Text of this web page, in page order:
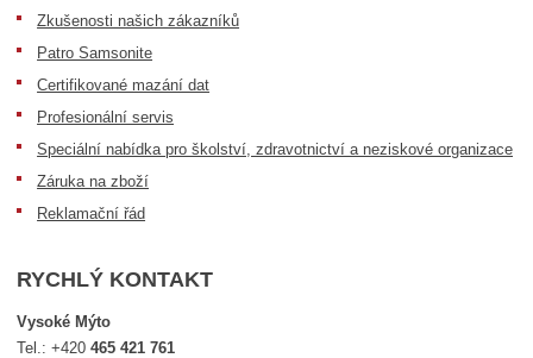
Zkušenosti našich zákazníků
Patro Samsonite
Certifikované mazání dat
Profesionální servis
Speciální nabídka pro školství, zdravotnictví a neziskové organizace
Záruka na zboží
Reklamační řád
RYCHLÝ KONTAKT
Vysoké Mýto
Tel.:+420465 421 761